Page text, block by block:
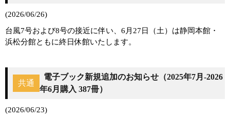
(2026/06/26)
台風7号および8号の接近に伴い、6月27日（土）は静岡本館・
浜松分館ともに終日休館いたします。
共通
電子ブック新規追加のお知らせ（2025年7月-2026
年6月購入 387冊）
(2026/06/23)